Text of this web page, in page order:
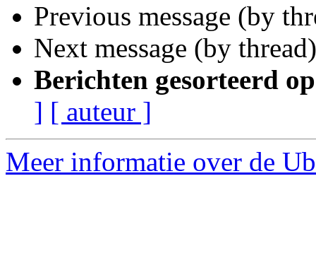
Previous message (by
Next message (by
Berichten gesorteerd
] [ auteur ]
Meer informatie over de